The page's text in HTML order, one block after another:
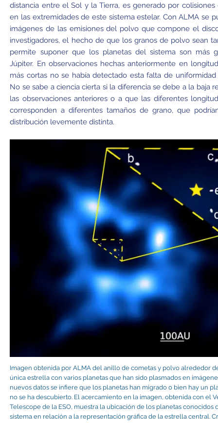
distancia entre el Sol y la Tierra, es generado por
en las extremidades de este sistema estelar. Con ALMA se
imágenes de las emisiones del polvo que compone el
investigadores, el hecho de que los granos de polvo sean
permite suponer que los planetas del sistema son más
Júpiter. En observaciones hechas anteriormente en
más cortas no se había detectado esta falta de
No se sabe a ciencia cierta si la diferencia se debe a la baja
las observaciones anteriores o a que las diferentes
corresponden a diferentes tamaños de grano, que
distribución levemente distinta.
Imagen obtenida por ALMA del anillo de cometas y polvo alrededor
única estrella con varios planetas que han sido plasmados en
nuevos datos se infiere que los planetas han migrado o bien hay un
no se ha descubierto. El acercamiento en la imagen, obtenida con el
Telescope de la ESO, muestra la ubicación de los planetas conocidos
sistema en relación a la representación gráfica de la estrella central.